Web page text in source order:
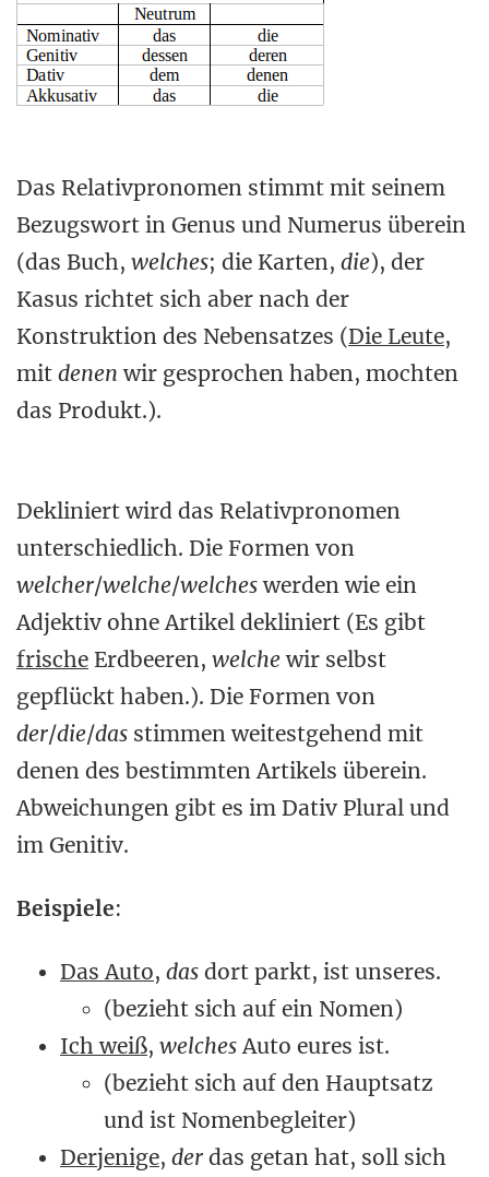
Das Relativpronomen stimmt mit seinem
Bezugswort in Genus und Numerus überein
(das Buch, welches; die Karten, die), der
Kasus richtet sich aber nach der
Konstruktion des Nebensatzes (Die Leute,
mit denen wir gesprochen haben, mochten
das Produkt.).
Dekliniert wird das Relativpronomen
unterschiedlich. Die Formen von
welcher/welche/welcheswerden wie ein
Adjektiv ohne Artikel dekliniert (Es gibt
frische Erdbeeren, welchewir selbst
gepflückt haben.). Die Formen von
der/die/das stimmen weitestgehend mit
denen des bestimmten Artikels überein.
Abweichungen gibt es im Dativ Plural und
im Genitiv.
Beispiele:
Das Auto, das dort parkt, ist unseres.
(bezieht sich auf ein Nomen)
Ich weiß, welchesAuto eures ist.
(bezieht sich auf den Hauptsatz
und ist Nomenbegleiter)
Derjenige, der das getan hat, soll sich